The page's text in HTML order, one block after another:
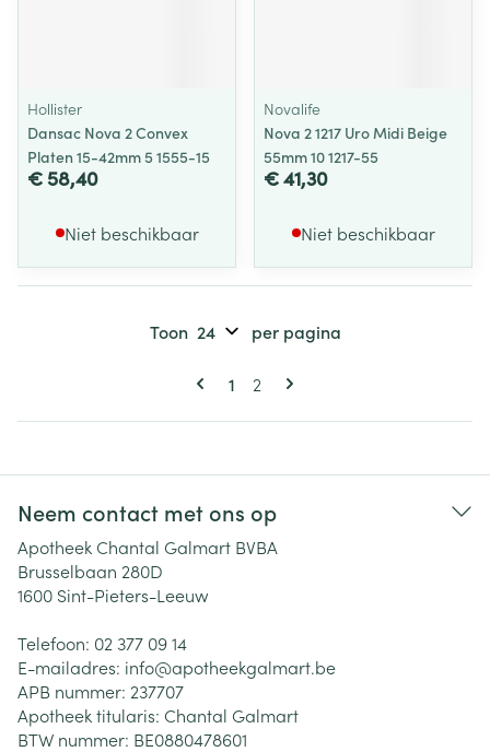
Hollister
Dansac Nova 2 Convex
Platen 15-42mm 5 1555-15
€ 58,40
Niet beschikbaar
Novalife
Nova 2 1217 Uro Midi Beige
55mm 10 1217-55
€ 41,30
Niet beschikbaar
Pagina's
U lees momenteel pagina
1 Pagina
2
Toon per pagina
Neem contact met ons op
Apotheek Chantal Galmart BVBA
Brusselbaan 280D
1600 Sint-Pieters-Leeuw
Telefoon: 02 377 09 14
E-mailadres: info@apotheekgalmart.be
APB nummer: 237707
Apotheek titularis: Chantal Galmart
BTW nummer: BE0880478601